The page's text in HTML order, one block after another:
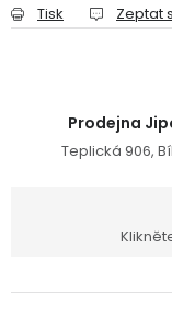
Tisk Zeptat
Prodejna
Teplická 906,